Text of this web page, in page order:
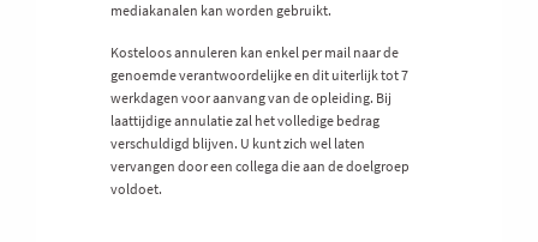
mediakanalen kan worden gebruikt.
Kosteloos annuleren kan enkel per mail naar de
genoemde verantwoordelijke en dit uiterlijk tot 7
werkdagen voor aanvang van de opleiding. Bij
laattijdige annulatie zal het volledige bedrag
verschuldigd blijven. U kunt zich wel laten
vervangen door een collega die aan de doelgroep
voldoet.